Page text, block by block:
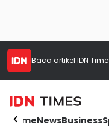
Baca artikel IDN
HomeNewsBusiness